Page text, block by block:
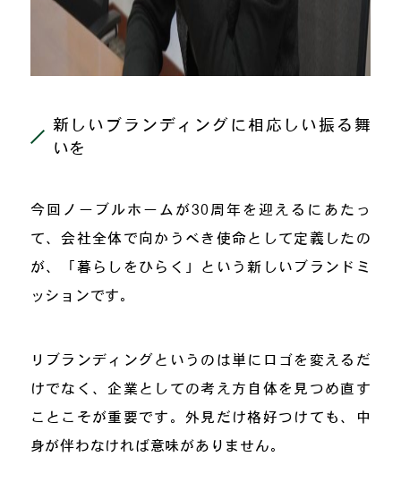
新しいブランディングに相応しい振る舞
いを
今回ノーブルホームが30周年を迎えるにあたっ
て、会社全体で向かうべき使命として定義したの
が、「暮らしをひらく」という新しいブランドミ
ッションです。
リブランディングというのは単にロゴを変えるだ
けでなく、企業としての考え方自体を見つめ直す
ことこそが重要です。外見だけ格好つけても、中
身が伴わなければ意味がありません。